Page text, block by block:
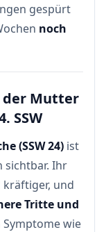
gespürt
noch
der Mutter
SSW
(SSW 24) ist
sichtbar. Ihr
kräftiger, und
Tritte und
wie